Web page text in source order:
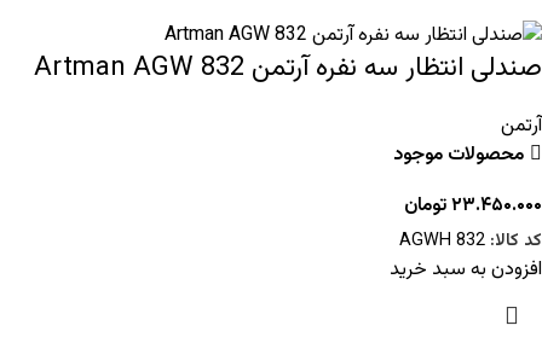
صندلی انتظار سه نفره آرتمن Artman AGW 832
آرتمن
محصولات موجود
۲۳.۴۵۰.۰۰۰تومان
کد کالا: AGWH 832
افزودن به سبد خرید